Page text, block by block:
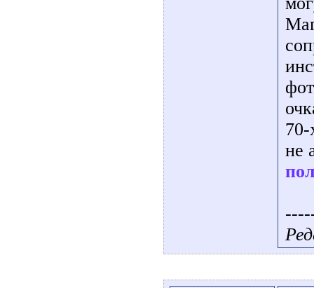
не